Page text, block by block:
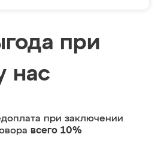
при
нас
при заключении
всего 10%